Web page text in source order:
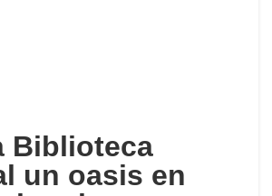
Biblioteca
un oasis en